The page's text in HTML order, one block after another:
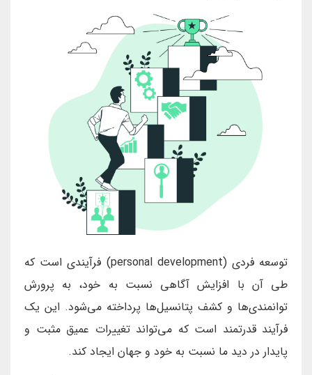
توسعه فردی (personal development) فرآیندی است که
طی آن با افزایش آگاهی نسبت به خود، به پرورش
توانمندی‌ها و کشف پتانسیل‌ها پرداخته می‌شود. این یک
فرآیند قدرتمند است که می‌تواند تغییرات عمیق مثبت و
پایدار در دید ما نسبت به خود و جهان ایجاد کند.